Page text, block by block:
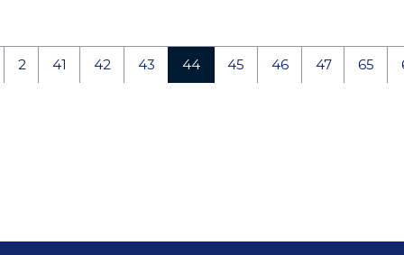
2 41 42 43 44 45 46 47 65